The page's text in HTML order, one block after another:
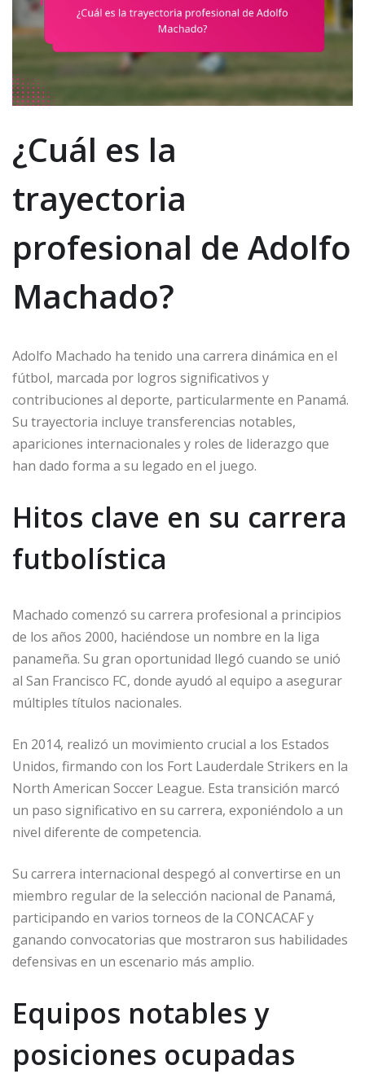
¿Cuál es la
trayectoria
profesional de Adolfo
Machado?
Adolfo Machado ha tenido una carrera dinámica en el
fútbol, marcada por logros significativos y
contribuciones al deporte, particularmente en Panamá.
Su trayectoria incluye transferencias notables,
apariciones internacionales y roles de liderazgo que
han dado forma a su legado en el juego.
Hitos clave en su carrera
futbolística
Machado comenzó su carrera profesional a principios
de los años 2000, haciéndose un nombre en la liga
panameña. Su gran oportunidad llegó cuando se unió
al San Francisco FC, donde ayudó al equipo a asegurar
múltiples títulos nacionales.
En 2014, realizó un movimiento crucial a los Estados
Unidos, firmando con los Fort Lauderdale Strikers en la
North American Soccer League. Esta transición marcó
un paso significativo en su carrera, exponiéndolo a un
nivel diferente de competencia.
Su carrera internacional despegó al convertirse en un
miembro regular de la selección nacional de Panamá,
participando en varios torneos de la CONCACAF y
ganando convocatorias que mostraron sus habilidades
defensivas en un escenario más amplio.
Equipos notables y
posiciones ocupadas